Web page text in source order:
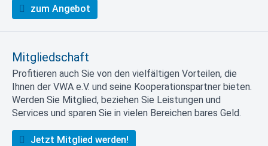
zum Angebot
Mitgliedschaft
Profitieren auch Sie von den vielfältigen Vorteilen, die
Ihnen der VWA e.V. und seine Kooperationspartner bieten.
Werden Sie Mitglied, beziehen Sie Leistungen und
Services und sparen Sie in vielen Bereichen bares Geld.
Jetzt Mitglied werden!